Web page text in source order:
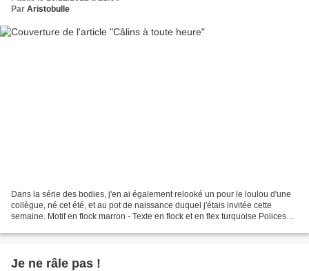
Par Aristobulle
Dans la série des bodies, j'en ai également relooké un pour le loulou d'une
collègue, né cet été, et au pot de naissance duquel j'étais invitée cette
semaine. Motif en flock marron - Texte en flock et en flex turquoise Polices
Je ne râle pas !